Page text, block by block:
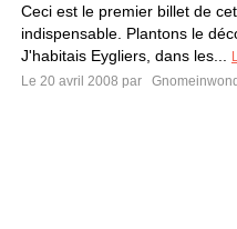
Ceci est le premier billet de
indispensable. Plantons le
J'habitais Eygliers, dans les...
Le 20 avril 2008 par